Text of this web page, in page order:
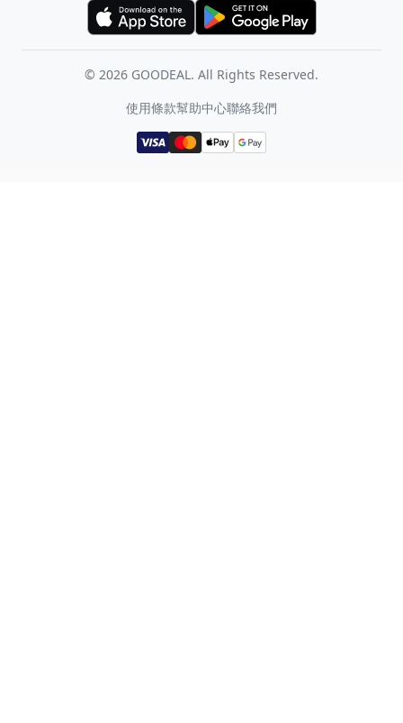
© 2026 GOODEAL. All Rights Reserved.
使用條款幫助中心聯絡我們